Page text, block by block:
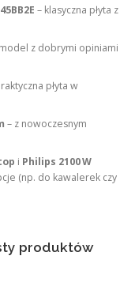
– klasyczna płyta z
z dobrymi opiniami
płyta w
– z nowoczesnym
i Philips 2100 W
(np. do kawalerek czy
produktów